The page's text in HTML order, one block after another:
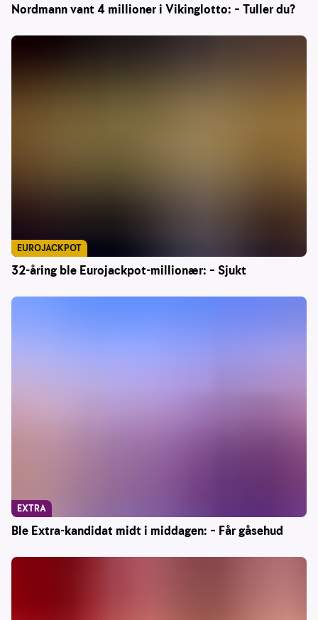
Nordmann vant 4 millioner i Vikinglotto: – Tuller du?
32-åring ble Eurojackpot-millionær: – Sjukt
EUROJACKPOT
Ble Extra-kandidat midt i middagen: – Får gåsehud
EXTRA